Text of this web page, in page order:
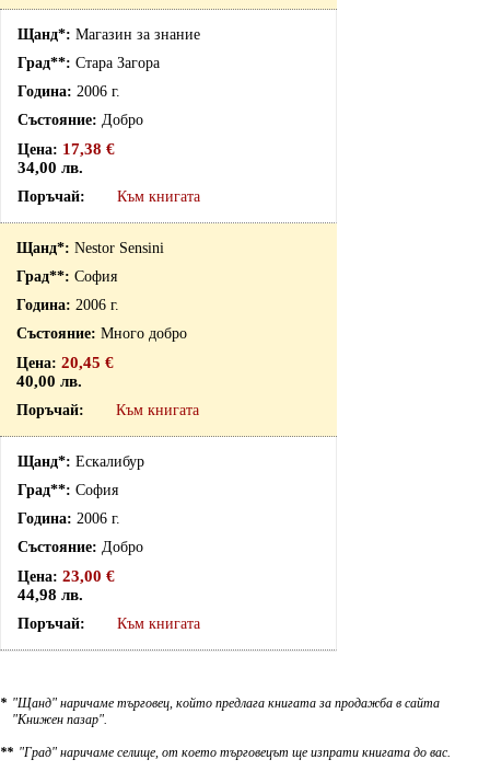
Магазин за знание
Стара Загора
2006 г.
Добро
17,38 €
34,00 лв.
Към книгата
Nestor Sensini
София
2006 г.
Много добро
20,45 €
40,00 лв.
Към книгата
Ескалибур
София
2006 г.
Добро
23,00 €
44,98 лв.
Към книгата
* "Щанд" наричаме търговец, който предлага книгата за продажба в сайта
"Книжен пазар".
** "Град" наричаме селище, от което търговецът ще изпрати книгата до вас.